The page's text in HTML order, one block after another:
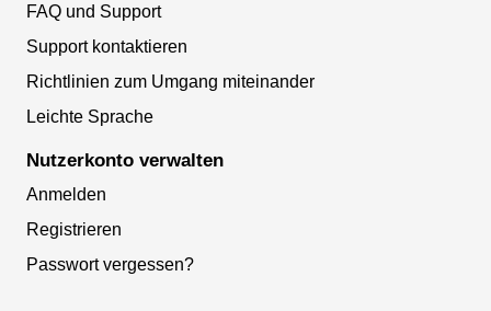
FAQ und Support
Support kontaktieren
Richtlinien zum Umgang miteinander
Leichte Sprache
Nutzerkonto verwalten
Anmelden
Registrieren
Passwort vergessen?